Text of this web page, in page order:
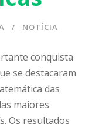
NOTÍCIA
conquista
se destacaram
das
maiores
Os resultados